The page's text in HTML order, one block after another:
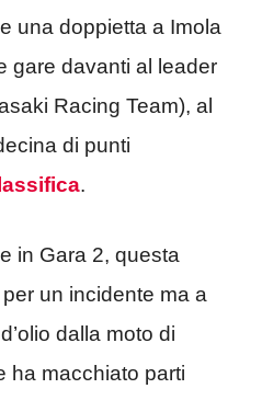
una doppietta a Imola
gare davanti al leader
Racing Team), al
di punti
.
in Gara 2, questa
un incidente ma a
dalla moto di
ha macchiato parti